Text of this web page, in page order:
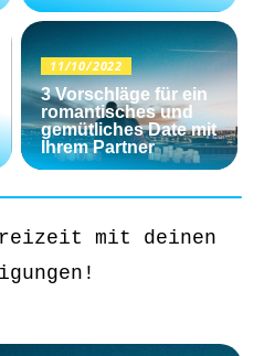
11/10/2022
3 Vorschläge für ein
romantisches und
gemütliches Date mit
Ihrem Partner
mit deinen